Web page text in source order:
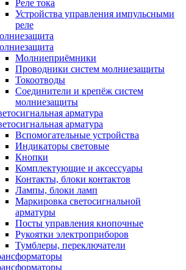
Реле тока
Устройства управления импульсными
реле
Молниеприёмники
Проводники систем молниезащиты
Токоотводы
Соединители и крепёж систем
молниезащиты
арматура
арматура
Вспомогательные устройства
Индикаторы световые
Кнопки
Комплектующие и аксессуары
Контакты, блоки контактов
Лампы, блоки ламп
Маркировка светосигнальной
арматуры
Посты управления кнопочные
Рукоятки электроприборов
Тумблеры, переключатели